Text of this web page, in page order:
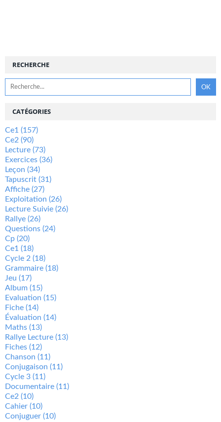
RECHERCHE
CATÉGORIES
Ce1 (157)
Ce2 (90)
Lecture (73)
Exercices (36)
Leçon (34)
Tapuscrit (31)
Affiche (27)
Exploitation (26)
Lecture Suivie (26)
Rallye (26)
Questions (24)
Cp (20)
Ce1 (18)
Cycle 2 (18)
Grammaire (18)
Jeu (17)
Album (15)
Evaluation (15)
Fiche (14)
Évaluation (14)
Maths (13)
Rallye Lecture (13)
Fiches (12)
Chanson (11)
Conjugaison (11)
Cycle 3 (11)
Documentaire (11)
Ce2 (10)
Cahier (10)
Conjuguer (10)